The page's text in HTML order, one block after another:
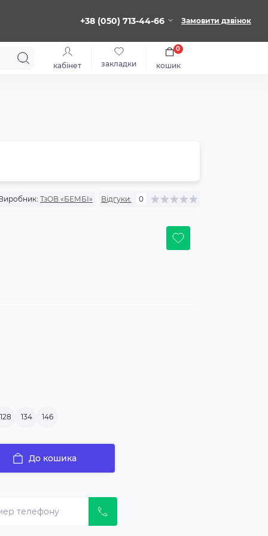
+38 (050) 713-44-66 Замовити дзвінок
кабінет закладки кошик
0
ТзОВ «БЕМБІ» Відгуки: 0
128 134 146
До кошика